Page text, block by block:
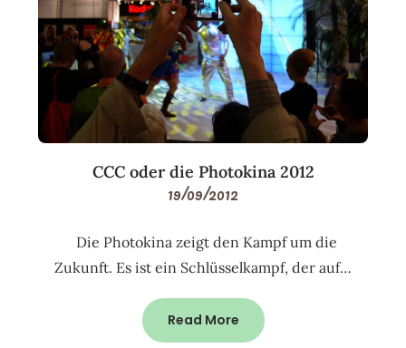
CCC oder die Photokina 2012
19/09/2012
Die Photokina zeigt den Kampf um die
Zukunft. Es ist ein Schlüsselkampf, der auf…
Read More